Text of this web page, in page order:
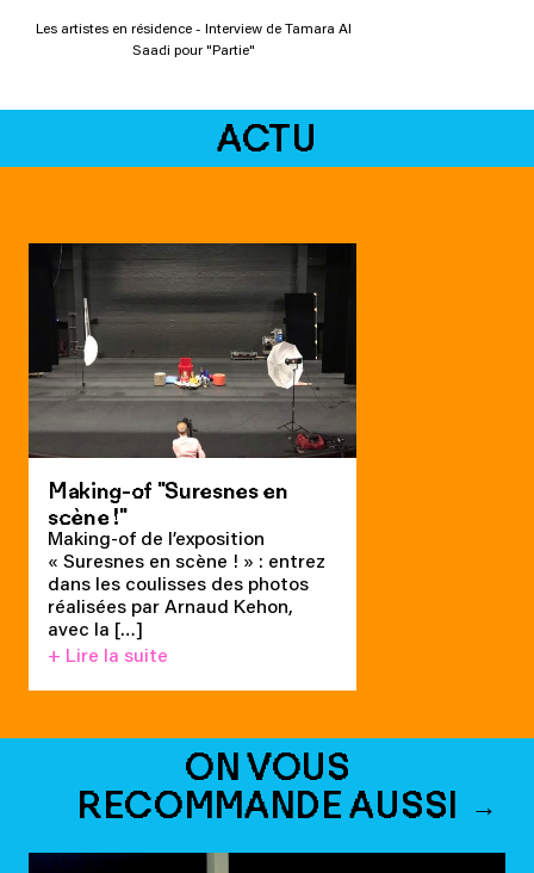
Les artistes en résidence - Interview de Tamara Al
Saadi pour "Partie"
ACTU
Making-of "Suresnes en
scène !"
Making-of de l’exposition
« Suresnes en scène ! » : entrez
dans les coulisses des photos
réalisées par Arnaud Kehon,
avec la […]
+ Lire la suite
ON VOUS
RECOMMANDE AUSSI